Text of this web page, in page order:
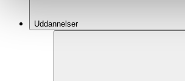
Uddannelser